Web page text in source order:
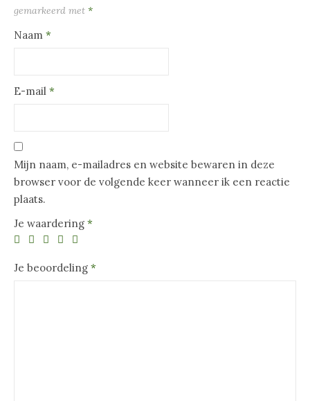
gemarkeerd met *
Naam *
E-mail *
Mijn naam, e-mailadres en website bewaren in deze
browser voor de volgende keer wanneer ik een reactie
plaats.
Je waardering *
Je beoordeling *